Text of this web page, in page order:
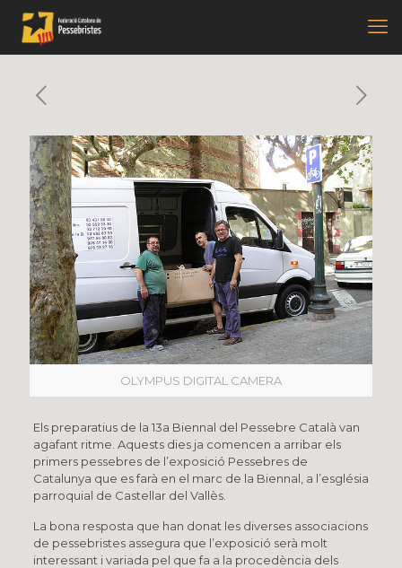
OLYMPUS DIGITAL CAMERA
Els preparatius de la 13a Biennal del Pessebre Català van
agafant ritme. Aquests dies ja comencen a arribar els
primers pessebres de l’exposició Pessebres de
Catalunya que es farà en el marc de la Biennal, a l’església
parroquial de Castellar del Vallès.
La bona resposta que han donat les diverses associacions
de pessebristes assegura que l’exposició serà molt
interessant i variada pel que fa a la procedència dels